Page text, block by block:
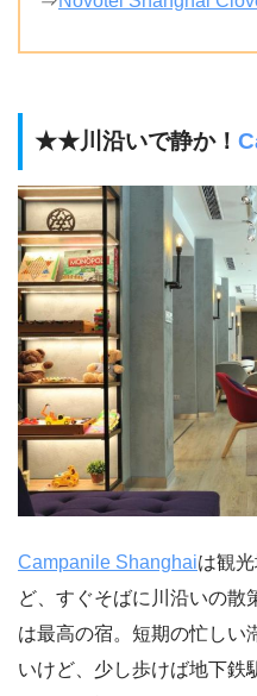
★★川沿いで静か！
Campanile Shanghaiは観
ど、すぐそばに川沿いの散
は最高の宿。短期の忙しい
いけど、少し歩けば地下鉄